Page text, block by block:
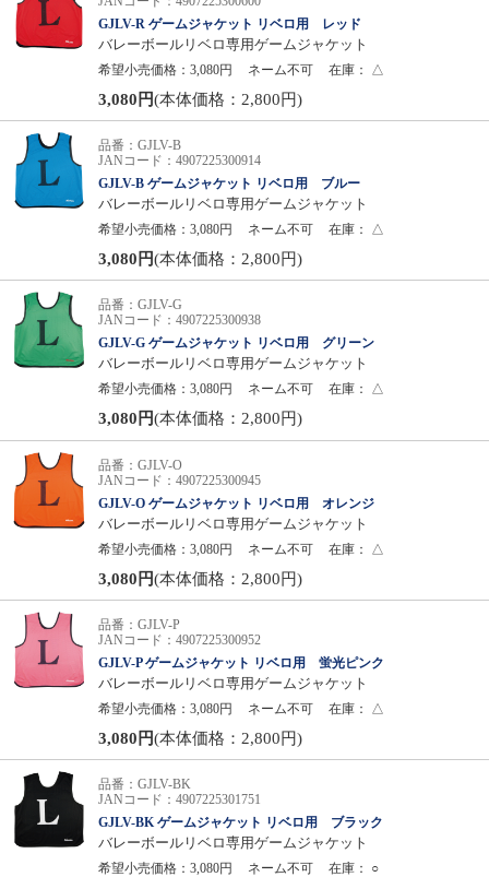
GJLV-R ゲームジャケット リベロ用 レッド
バレーボールリベロ専用ゲームジャケット
希望小売価格：3,080円
ネーム不可 在庫： △
3,080円(本体価格：2,800円)
品番：GJLV-B
JANコード：4907225300914
GJLV-B ゲームジャケット リベロ用 ブルー
バレーボールリベロ専用ゲームジャケット
希望小売価格：3,080円
ネーム不可 在庫： △
3,080円(本体価格：2,800円)
品番：GJLV-G
JANコード：4907225300938
GJLV-G ゲームジャケット リベロ用 グリーン
バレーボールリベロ専用ゲームジャケット
希望小売価格：3,080円
ネーム不可 在庫： △
3,080円(本体価格：2,800円)
品番：GJLV-O
JANコード：4907225300945
GJLV-O ゲームジャケット リベロ用 オレンジ
バレーボールリベロ専用ゲームジャケット
希望小売価格：3,080円
ネーム不可 在庫： △
3,080円(本体価格：2,800円)
品番：GJLV-P
JANコード：4907225300952
GJLV-P ゲームジャケット リベロ用 蛍光ピンク
バレーボールリベロ専用ゲームジャケット
希望小売価格：3,080円
ネーム不可 在庫： △
3,080円(本体価格：2,800円)
品番：GJLV-BK
JANコード：4907225301751
GJLV-BK ゲームジャケット リベロ用 ブラック
バレーボールリベロ専用ゲームジャケット
希望小売価格：3,080円
ネーム不可 在庫： ○